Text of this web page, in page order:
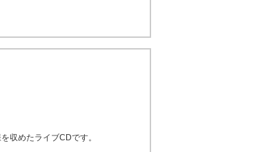
収めたライブCDです。